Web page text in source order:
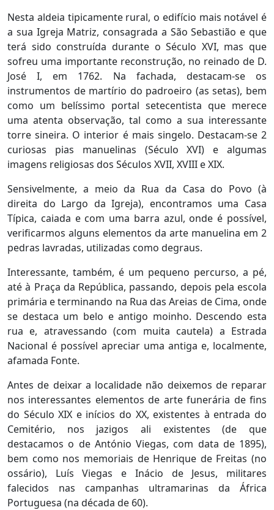
Nesta aldeia tipicamente rural, o edifício mais notável é
a sua Igreja Matriz, consagrada a São Sebastião e que
terá sido construída durante o Século XVI, mas que
sofreu uma importante reconstrução, no reinado de D.
José I, em 1762. Na fachada, destacam-se os
instrumentos de martírio do padroeiro (as setas), bem
como um belíssimo portal setecentista que merece
uma atenta observação, tal como a sua interessante
torre sineira. O interior é mais singelo. Destacam-se 2
curiosas pias manuelinas (Século XVI) e algumas
imagens religiosas dos Séculos XVII, XVIII e XIX.
Sensivelmente, a meio da Rua da Casa do Povo (à
direita do Largo da Igreja), encontramos uma Casa
Típica, caiada e com uma barra azul, onde é possível,
verificarmos alguns elementos da arte manuelina em 2
pedras lavradas, utilizadas como degraus.
Interessante, também, é um pequeno percurso, a pé,
até à Praça da República, passando, depois pela escola
primária e terminando na Rua das Areias de Cima, onde
se destaca um belo e antigo moinho. Descendo esta
rua e, atravessando (com muita cautela) a Estrada
Nacional é possível apreciar uma antiga e, localmente,
afamada Fonte.
Antes de deixar a localidade não deixemos de reparar
nos interessantes elementos de arte funerária de fins
do Século XIX e inícios do XX, existentes à entrada do
Cemitério, nos jazigos ali existentes (de que
destacamos o de António Viegas, com data de 1895),
bem como nos memoriais de Henrique de Freitas (no
ossário), Luís Viegas e Inácio de Jesus, militares
falecidos nas campanhas ultramarinas da África
Portuguesa (na década de 60).